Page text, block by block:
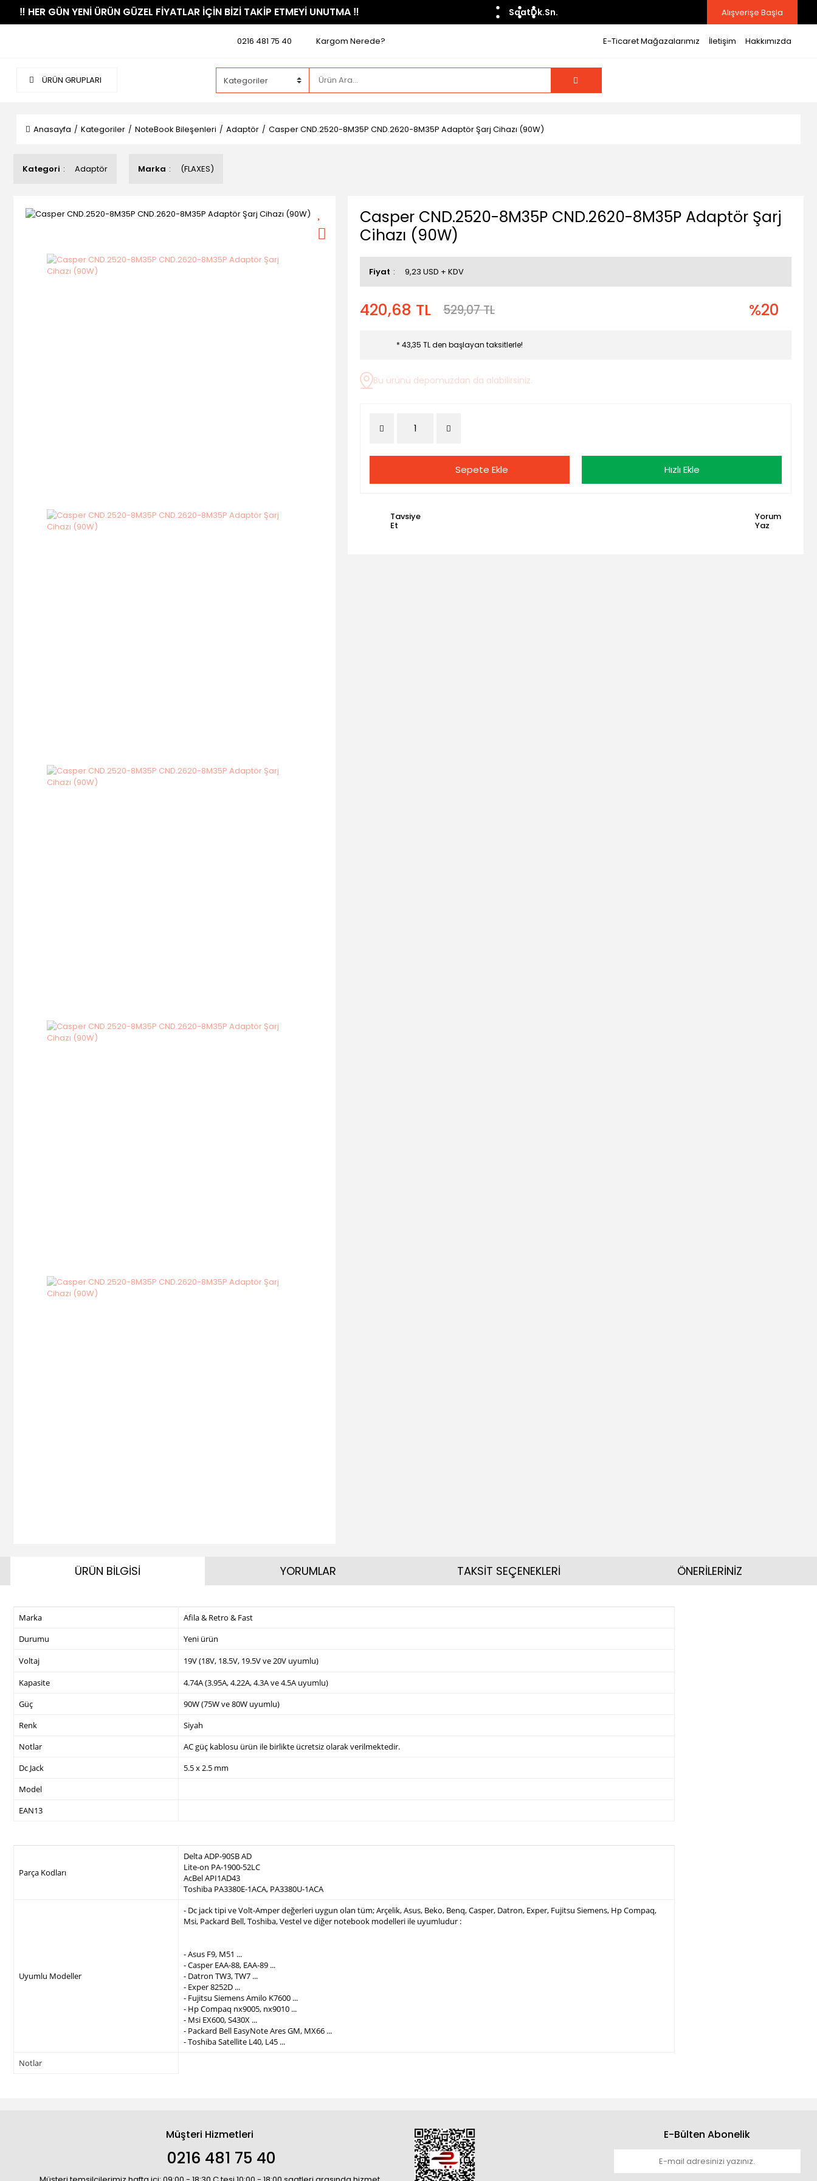
​‼️​ HER GÜN YENİ ÜRÜN GÜZEL FİYATLAR İÇİN BİZİ TAKİP ETMEYİ UNUTMA ​‼️​ SaatDk.Sn. Alışverişe Başla
0216 481 75 40 Kargom Nerede? E-Ticaret Mağazalarımız İletişim Hakkımızda
ÜRÜN GRUPLARI
Anasayfa Kategoriler NoteBook Bileşenleri Adaptör Casper CND.2520-8M35P CND.2620-8M35P Adaptör Şarj Cihazı (90W)
Kategori Adaptör Marka (FLAXES)
Casper CND.2520-8M35P CND.2620-8M35P Adaptör Şarj
Cihazı (90W)
Fiyat 9,23 USD + KDV
420,68 TL 529,07 TL %20
* 43,35 TL den başlayan taksitlerle!
Bu ürünü depomuzdan da alabilirsiniz.
Sepete Ekle Hızlı Ekle
Tavsiye
Et
Yorum
Yaz
ÜRÜN BİLGİSİ
Marka
Afila & Retro & Fast
Durumu
Yeni ürün
Voltaj
19V (18V, 18.5V, 19.5V ve 20V uyumlu)
Kapasite
4.74A (3.95A, 4.22A, 4.3A ve 4.5A uyumlu)
Güç
90W (75W ve 80W uyumlu)
Renk
Siyah
Notlar
AC güç kablosu ürün ile birlikte ücretsiz olarak verilmektedir.
Dc Jack
5.5 x 2.5 mm
Model
EAN13
Parça Kodları
Delta ADP-90SB AD
Lite-on PA-1900-52LC
AcBel API1AD43
Toshiba PA3380E-1ACA, PA3380U-1ACA
Uyumlu Modeller
- Dc jack tipi ve Volt-Amper değerleri uygun olan tüm; Arçelik, Asus, Beko, Benq, Casper, Datron, Exper, Fujitsu Siemens, Hp Compaq,
Msi, Packard Bell, Toshiba, Vestel ve diğer notebook modelleri ile uyumludur :
- Asus F9, M51 ...
- Casper EAA-88, EAA-89 ...
- Datron TW3, TW7 ...
- Exper 8252D ...
- Fujitsu Siemens Amilo K7600 ...
- Hp Compaq nx9005, nx9010 ...
- Msi EX600, S430X ...
- Packard Bell EasyNote Ares GM, MX66 ...
- Toshiba Satellite L40, L45 ...
Notlar
YORUMLAR TAKSİT SEÇENEKLERİ ÖNERİLERİNİZ
Müşteri Hizmetleri
0216 481 75 40
E-Bülten Abonelik